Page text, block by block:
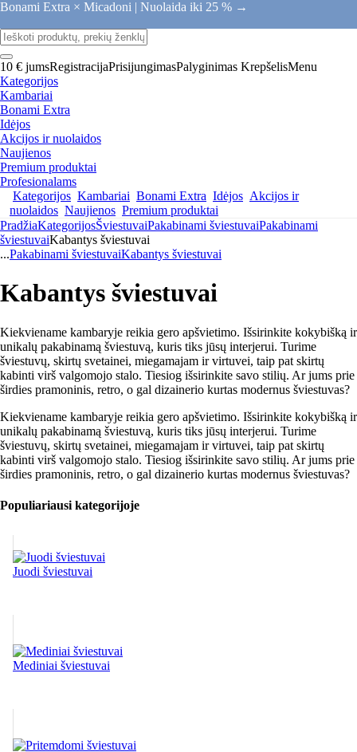
Bonami Extra × Micadoni | Nuolaida iki 25 % →
10 € jumsRegistracijaPrisijungimasPalyginimas KrepšelisMenu
Kategorijos
Kambariai
Bonami Extra
Idėjos
Akcijos ir nuolaidos
Naujienos
Premium produktai
Profesionalams
Kategorijos Kambariai Bonami Extra Idėjos Akcijos ir
nuolaidos Naujienos Premium produktai
PradžiaKategorijosŠviestuvaiPakabinami šviestuvaiPakabinami
šviestuvaiKabantys šviestuvai
...Pakabinami šviestuvaiKabantys šviestuvai
Kabantys šviestuvai
Kiekviename kambaryje reikia gero apšvietimo. Išsirinkite kokybišką ir
unikalų pakabinamą šviestuvą, kuris tiks jūsų interjerui. Turime
šviestuvų, skirtų svetainei, miegamajam ir virtuvei, taip pat skirtų
kabinti virš valgomojo stalo. Tiesiog išsirinkite savo stilių. Ar jums prie
širdies pramoninis, retro, o gal dizainerio kurtas modernus šviestuvas?
Kiekviename kambaryje reikia gero apšvietimo. Išsirinkite kokybišką ir
unikalų pakabinamą šviestuvą, kuris tiks jūsų interjerui. Turime
šviestuvų, skirtų svetainei, miegamajam ir virtuvei, taip pat skirtų
kabinti virš valgomojo stalo. Tiesiog išsirinkite savo stilių. Ar jums prie
širdies pramoninis, retro, o gal dizainerio kurtas modernus šviestuvas?
Populiariausi kategorijoje
Juodi šviestuvai
Mediniai šviestuvai